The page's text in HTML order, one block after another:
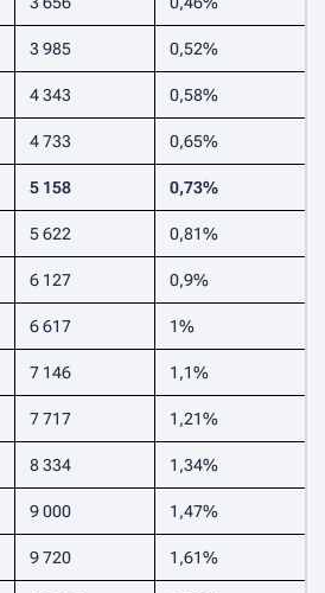
3 985 0,52%
4 343 0,58%
4 733 0,65%
5 158 0,73%
5 622 0,81%
6 127 0,9%
6 617 1%
7 146 1,1%
7 717 1,21%
8 334 1,34%
9 000 1,47%
9 720 1,61%